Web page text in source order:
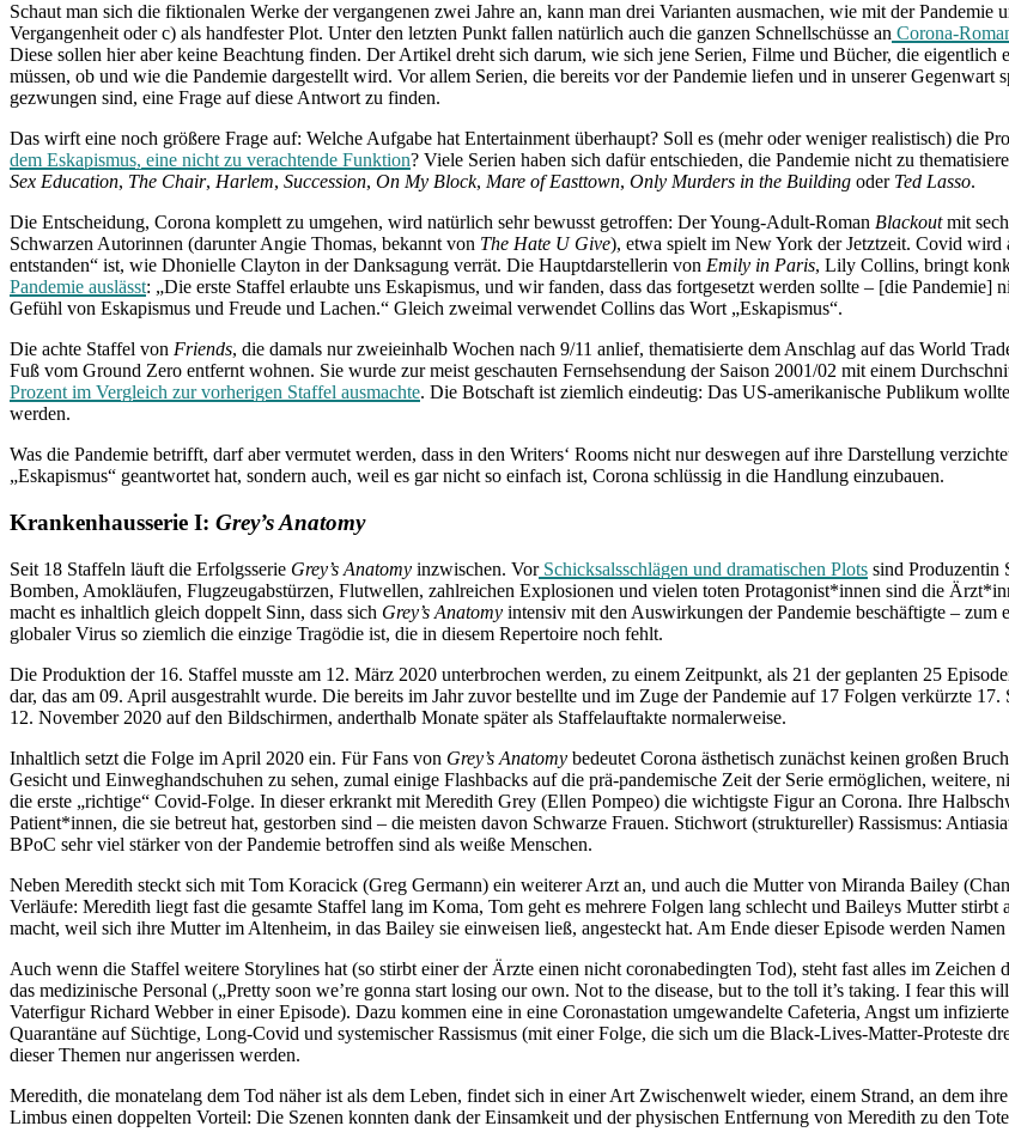
Schaut man sich die fiktionalen Werke der vergangenen zwei Jahre an, kann man drei Varianten ausmachen, wie mit der
Vergangenheit oder c) als handfester Plot. Unter den letzten Punkt fallen natürlich auch die ganzen Schnellschüsse an Corona-
Diese sollen hier aber keine Beachtung finden. Der Artikel dreht sich darum, wie sich jene Serien, Filme und Bücher, die eigentlich
müssen, ob und wie die Pandemie dargestellt wird. Vor allem Serien, die bereits vor der Pandemie liefen und in unserer Gegenwart
gezwungen sind, eine Frage auf diese Antwort zu finden.
Das wirft eine noch größere Frage auf: Welche Aufgabe hat Entertainment überhaupt? Soll es (mehr oder weniger realistisch) die
dem Eskapismus, eine nicht zu verachtende Funktion? Viele Serien haben sich dafür entschieden, die Pandemie nicht zu
Sex Education, The Chair, Harlem, Succession, On My Block, Mare of Easttown, Only Murders in the Building oder Ted Lasso.
Die Entscheidung, Corona komplett zu umgehen, wird natürlich sehr bewusst getroffen: Der Young-Adult-Roman Blackoutmit
Schwarzen Autorinnen (darunter Angie Thomas, bekannt von The Hate U Give), etwa spielt im New York der Jetztzeit. Covid
entstanden“ ist, wie Dhonielle Clayton in der Danksagung verrät. Die Hauptdarstellerin von Emily in Paris, Lily Collins, bringt
Pandemie auslässt: „Die erste Staffel erlaubte uns Eskapismus, und wir fanden, dass das fortgesetzt werden sollte – [die
Gefühl von Eskapismus und Freude und Lachen.“ Gleich zweimal verwendet Collins das Wort „Eskapismus“.
Die achte Staffel von Friends, die damals nur zweieinhalb Wochen nach 9/11 anlief, thematisierte dem Anschlag auf das World
Fuß vom Ground Zero entfernt wohnen. Sie wurde zur meist geschauten Fernsehsendung der Saison 2001/02 mit einem
Prozent im Vergleich zur vorherigen Staffel ausmachte. Die Botschaft ist ziemlich eindeutig: Das US-amerikanische Publikum
werden.
Was die Pandemie betrifft, darf aber vermutet werden, dass in den Writers‘ Rooms nicht nur deswegen auf ihre Darstellung
„Eskapismus“ geantwortet hat, sondern auch, weil es gar nicht so einfach ist, Corona schlüssig in die Handlung einzubauen.
Krankenhausserie I: Grey’s Anatomy
Seit 18 Staffeln läuft die Erfolgsserie Grey’s Anatomy inzwischen. VorSchicksalsschlägen und dramatischen Plots sind Produzentin
Bomben, Amokläufen, Flugzeugabstürzen, Flutwellen, zahlreichen Explosionen und vielen toten Protagonist*innen sind die
macht es inhaltlich gleich doppelt Sinn, dass sich Grey’s Anatomy intensiv mit den Auswirkungen der Pandemie beschäftigte –
globaler Virus so ziemlich die einzige Tragödie ist, die in diesem Repertoire noch fehlt.
Die Produktion der 16. Staffel musste am 12. März 2020 unterbrochen werden, zu einem Zeitpunkt, als 21 der geplanten 25
dar, das am 09. April ausgestrahlt wurde. Die bereits im Jahr zuvor bestellte und im Zuge der Pandemie auf 17 Folgen verkürzte
12. November 2020 auf den Bildschirmen, anderthalb Monate später als Staffelauftakte normalerweise.
Inhaltlich setzt die Folge im April 2020 ein. Für Fans von Grey’s Anatomy bedeutet Corona ästhetisch zunächst keinen großen
Gesicht und Einweghandschuhen zu sehen, zumal einige Flashbacks auf die prä-pandemische Zeit der Serie ermöglichen,
die erste „richtige“ Covid-Folge. In dieser erkrankt mit Meredith Grey (Ellen Pompeo) die wichtigste Figur an Corona. Ihre
Patient*innen, die sie betreut hat, gestorben sind – die meisten davon Schwarze Frauen. Stichwort (struktureller) Rassismus:
BPoC sehr viel stärker von der Pandemie betroffen sind als weiße Menschen.
Neben Meredith steckt sich mit Tom Koracick (Greg Germann) ein weiterer Arzt an, und auch die Mutter von Miranda Bailey
Verläufe: Meredith liegt fast die gesamte Staffel lang im Koma, Tom geht es mehrere Folgen lang schlecht und Baileys Mutter
macht, weil sich ihre Mutter im Altenheim, in das Bailey sie einweisen ließ, angesteckt hat. Am Ende dieser Episode werden
Auch wenn die Staffel weitere Storylines hat (so stirbt einer der Ärzte einen nicht coronabedingten Tod), steht fast alles im
das medizinische Personal („Pretty soon we’re gonna start losing our own. Not to the disease, but to the toll it’s taking. I fear this
Vaterfigur Richard Webber in einer Episode). Dazu kommen eine in eine Coronastation umgewandelte Cafeteria, Angst um
Quarantäne auf Süchtige, Long-Covid und systemischer Rassismus (mit einer Folge, die sich um die Black-Lives-Matter-Proteste
dieser Themen nur angerissen werden.
Meredith, die monatelang dem Tod näher ist als dem Leben, findet sich in einer Art Zwischenwelt wieder, einem Strand, an dem
Limbus einen doppelten Vorteil: Die Szenen konnten dank der Einsamkeit und der physischen Entfernung von Meredith zu den